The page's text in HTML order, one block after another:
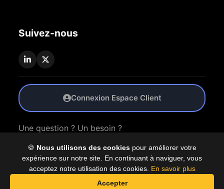
🍪 Nous utilisons des cookies pour améliorer votre
expérience sur notre site. En continuant à naviguer, vous
acceptez notre utilisation des cookies. En savoir plus
Accepter
Suivez-nous
Connexion Espace Client
Une question ? Un besoin ?
Nous Contacter